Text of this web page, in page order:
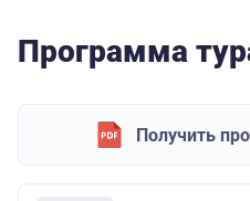
Программа
Получить